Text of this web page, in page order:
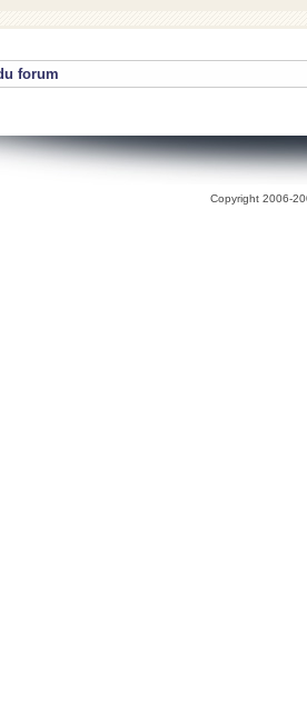
forum
Copyright 2006-